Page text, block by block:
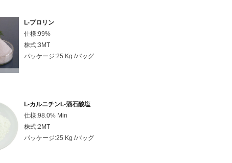
L-プロリン
仕様:99%
株式:3MT
パッケージ:25 Kg /バッグ
L-カルニチンL-酒石酸塩
仕様:98.0% Min
株式:2MT
パッケージ:25 Kg /バッグ